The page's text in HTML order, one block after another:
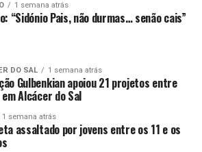
1 semana atrás
“Sidónio Pais, não durmas… senão cais”
DO SAL 1 semana atrás
Gulbenkian apoiou 21 projetos entre
Alcácer do Sal
1 semana atrás
assaltado por jovens entre os 11 e os